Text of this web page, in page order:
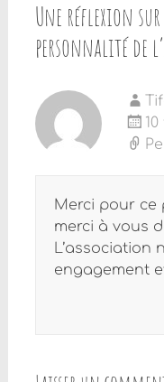
Une réflexion sur
personnalité de
Merci pour ce
merci à vous
L’association
engagement